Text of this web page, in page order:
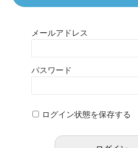
メールアドレス
パスワード
ログイン状態を保存する